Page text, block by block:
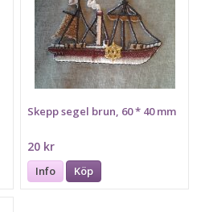
Skepp segel brun, 60 * 40 mm
20 kr
Info Köp